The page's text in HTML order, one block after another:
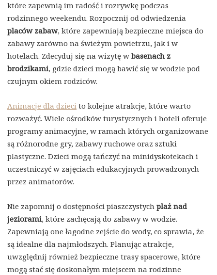
które zapewnią im radość i rozrywkę podczas
rodzinnego weekendu. Rozpocznij od odwiedzenia
placów zabaw, które zapewniają bezpieczne miejsca do
zabawy zarówno na świeżym powietrzu, jak i w
hotelach. Zdecyduj się na wizytę w basenach z
brodzikami, gdzie dzieci mogą bawić się w wodzie pod
czujnym okiem rodziców.
Animacje dla dzieci to kolejne atrakcje, które warto
rozważyć. Wiele ośrodków turystycznych i hoteli oferuje
programy animacyjne, w ramach których organizowane
są różnorodne gry, zabawy ruchowe oraz sztuki
plastyczne. Dzieci mogą tańczyć na minidyskotekach i
uczestniczyć w zajęciach edukacyjnych prowadzonych
przez animatorów.
Nie zapomnij o dostępności piaszczystych plaż nad
jeziorami, które zachęcają do zabawy w wodzie.
Zapewniają one łagodne zejście do wody, co sprawia, że
są idealne dla najmłodszych. Planując atrakcje,
uwzględnij również bezpieczne trasy spacerowe, które
mogą stać się doskonałym miejscem na rodzinne